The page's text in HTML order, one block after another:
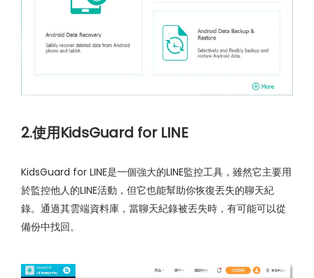
2.使用KidsGuard for LINE
KidsGuard for LINE是一個強大的LINE監控工具，雖然它主要用
於監控他人的LINE活動，但它也能幫助你恢復丟失的聊天紀
錄。通過其雲端資料庫，當聊天紀錄被丟失時，有可能可以從
備份中找回。